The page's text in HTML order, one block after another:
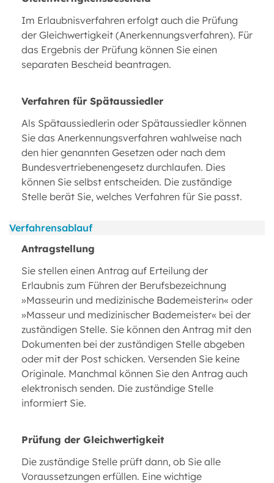
Im Erlaubnisverfahren erfolgt auch die Prüfung
der Gleichwertigkeit (Anerkennungsverfahren). Für
das Ergebnis der Prüfung können Sie einen
separaten Bescheid beantragen.
Verfahren für Spätaussiedler
Als Spätaussiedlerin oder Spätaussiedler können
Sie das Anerkennungsverfahren wahlweise nach
den hier genannten Gesetzen oder nach dem
Bundesvertriebenengesetz durchlaufen. Dies
können Sie selbst entscheiden. Die zuständige
Stelle berät Sie, welches Verfahren für Sie passt.
Verfahrensablauf
Antragstellung
Sie stellen einen Antrag auf Erteilung der
Erlaubnis zum Führen der Berufsbezeichnung
»Masseurin und medizinische Bademeisterin« oder
»Masseur und medizinischer Bademeister« bei der
zuständigen Stelle. Sie können den Antrag mit den
Dokumenten bei der zuständigen Stelle abgeben
oder mit der Post schicken. Versenden Sie keine
Originale. Manchmal können Sie den Antrag auch
elektronisch senden. Die zuständige Stelle
informiert Sie.
Prüfung der Gleichwertigkeit
Die zuständige Stelle prüft dann, ob Sie alle
Voraussetzungen erfüllen. Eine wichtige